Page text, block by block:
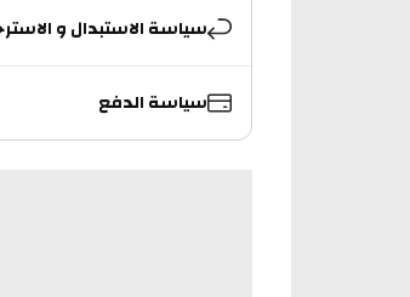
سياسة الاستبدال و
سياسة الدفع